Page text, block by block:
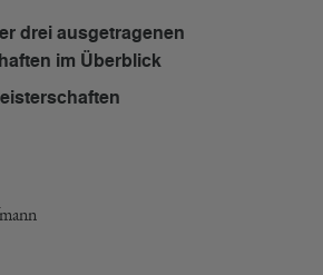
drei ausgetragenen
im Überblick